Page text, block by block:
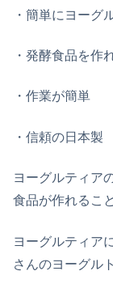
・簡単にヨーグ
・発酵食品を作
・作業が簡単
・信頼の日本製
ヨーグルティア
食品が作れるこ
ヨーグルティア
さんのヨーグル